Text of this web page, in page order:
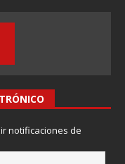
notificaciones de